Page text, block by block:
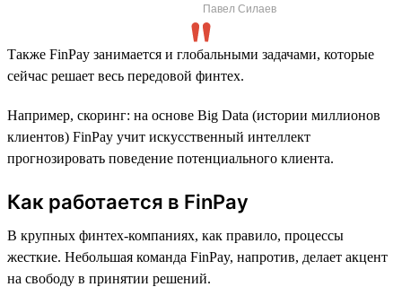
Павел Силаев
Также FinPay занимается и глобальными задачами, которые
сейчас решает весь передовой финтех.
Например, скоринг: на основе Big Data (истории миллионов
клиентов) FinPay учит искусственный интеллект
прогнозировать поведение потенциального клиента.
Как работается в FinPay
В крупных финтех-компаниях, как правило, процессы
жесткие. Небольшая команда FinPay, напротив, делает акцент
на свободу в принятии решений.